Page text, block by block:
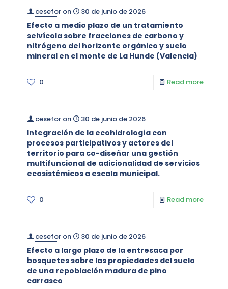
cesefor on 30 de junio de 2026
Efecto a medio plazo de un tratamiento
selvícola sobre fracciones de carbono y
nitrógeno del horizonte orgánico y suelo
mineral en el monte de La Hunde (Valencia)
0 Read more
cesefor on 30 de junio de 2026
Integración de la ecohidrología con
procesos participativos y actores del
territorio para co-diseñar una gestión
multifuncional de adicionalidad de servicios
ecosistémicos a escala municipal.
0 Read more
cesefor on 30 de junio de 2026
Efecto a largo plazo de la entresaca por
bosquetes sobre las propiedades del suelo
de una repoblación madura de pino
carrasco